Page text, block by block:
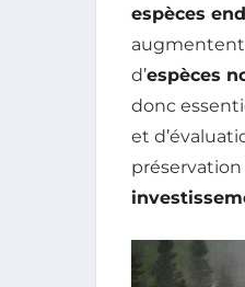
espèces
augmentent
d’espèces
donc
et